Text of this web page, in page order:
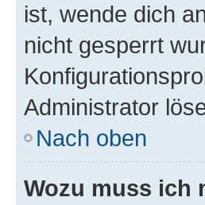
ist, wende dich
nicht gesperrt
Administrator
Nach oben
Wozu muss ich